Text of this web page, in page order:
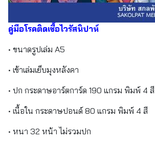
คู่มือโรคติดเชื้อไวรัสนิปาห์
• ขนาดรูปเล่ม A5
• เข้าเล่มเย็บมุงหลังคา
• ปก กระดาษอาร์ตการ์ด 190 แกรม พิมพ์ 4 สี
• เนื้อใน กระดาษปอนด์ 80 แกรม พิมพ์ 4 สี
• หนา 32 หน้า ไม่รวมปก